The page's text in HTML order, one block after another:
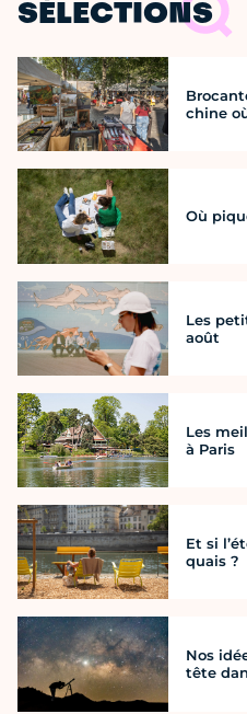
SÉLECTIONS
chine
Où
Les
août
Les
à Paris
Et si
quais ?
Nos
tête